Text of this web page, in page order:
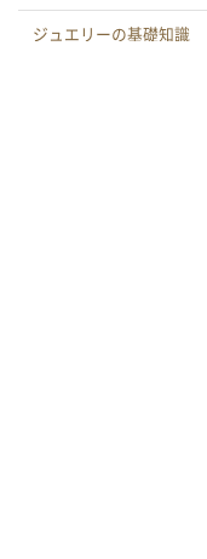
ジュエリーの基礎知識